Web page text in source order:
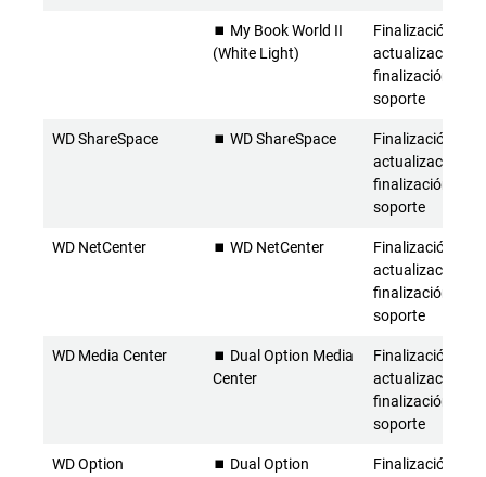
⏹️ My Book World II
(White Light)
Finalización de
actualizaciones
finalización del
soporte
WD ShareSpace ⏹️ WD ShareSpace
Finalización de
actualizaciones
finalización del
soporte
WD NetCenter ⏹️ WD NetCenter
Finalización de
actualizaciones
finalización del
soporte
WD Media Center
⏹️ Dual Option Media
Center
Finalización de
actualizaciones
finalización del
soporte
WD Option
⏹️ Dual Option
Finalización de